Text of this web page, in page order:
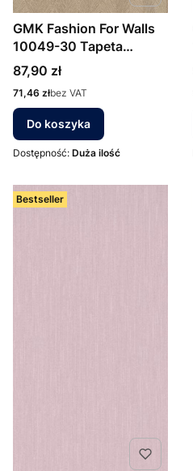
GMK Fashion For Walls
10049-30 Tapeta
ścienna Erismann
Cena
87,90 zł
Cena
71,46 złbez VAT
Do koszyka
Dostępność: Duża ilość
Bestseller